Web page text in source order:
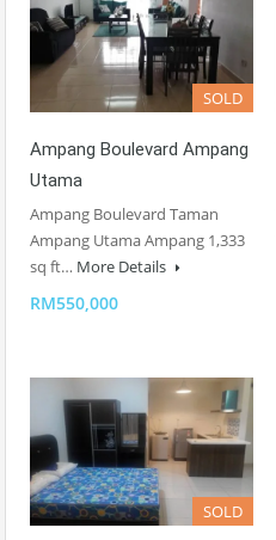
SOLD
Ampang Boulevard Ampang
Utama
Ampang Boulevard Taman
Ampang Utama Ampang 1,333
sq ft… More Details
RM550,000
SOLD